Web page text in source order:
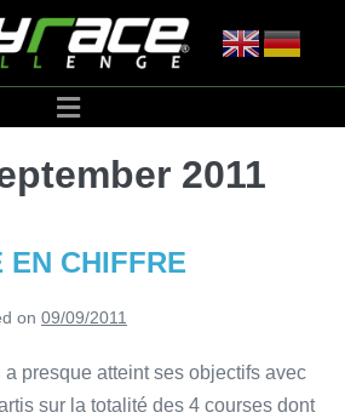
2011
EN CHIFFRE
on 09/09/2011
presque atteint ses objectifs avec
sur la totalité des 4 courses dont